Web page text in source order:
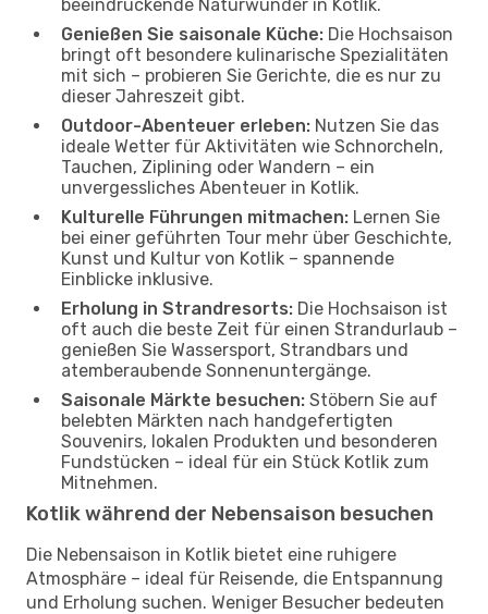
beeindruckende Naturwunder in Kotlik.
Genießen Sie saisonale Küche: Die Hochsaison
bringt oft besondere kulinarische Spezialitäten
mit sich – probieren Sie Gerichte, die es nur zu
dieser Jahreszeit gibt.
Outdoor-Abenteuer erleben: Nutzen Sie das
ideale Wetter für Aktivitäten wie Schnorcheln,
Tauchen, Ziplining oder Wandern – ein
unvergessliches Abenteuer in Kotlik.
Kulturelle Führungen mitmachen: Lernen Sie
bei einer geführten Tour mehr über Geschichte,
Kunst und Kultur von Kotlik – spannende
Einblicke inklusive.
Erholung in Strandresorts: Die Hochsaison ist
oft auch die beste Zeit für einen Strandurlaub –
genießen Sie Wassersport, Strandbars und
atemberaubende Sonnenuntergänge.
Saisonale Märkte besuchen: Stöbern Sie auf
belebten Märkten nach handgefertigten
Souvenirs, lokalen Produkten und besonderen
Fundstücken – ideal für ein Stück Kotlik zum
Mitnehmen.
Kotlik während der Nebensaison besuchen
Die Nebensaison in Kotlik bietet eine ruhigere
Atmosphäre – ideal für Reisende, die Entspannung
und Erholung suchen. Weniger Besucher bedeuten